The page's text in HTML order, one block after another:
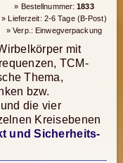
» Bestellnummer:1833
» Lieferzeit: 2-6 Tage (B-Post)
» Verp.: Einwegverpackung
mit
TCM-
Thema,
bzw.
die vier
Kreisebenen
und Sicherheits-